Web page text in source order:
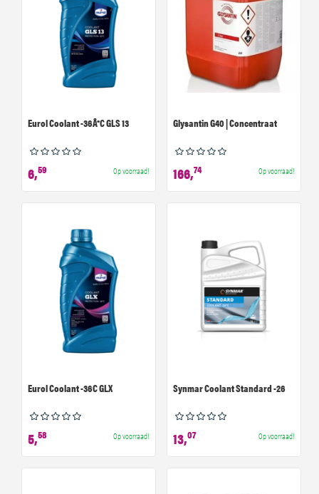
Eurol Coolant -36Â°C GLS 13
6,59 Op voorraad!
Glysantin G40 | Concentraat
166,74 Op voorraad!
Eurol Coolant -36C GLX
5,58 Op voorraad!
Synmar Coolant Standard -26
13,07 Op voorraad!